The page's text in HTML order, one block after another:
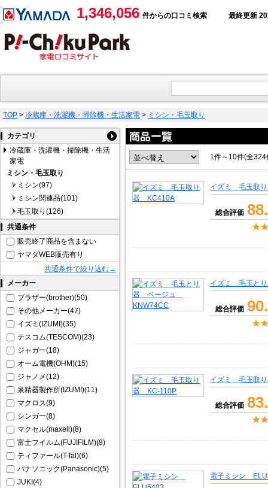
1,346,056 件からの口コミ検索 最終更新
TOP > 冷蔵庫・洗濯機・掃除機・生活家電 > ミシン・毛玉取り
カテゴリ
冷蔵庫・洗濯機・掃除機・生活
家電
ミシン・毛玉取り
ミシン(97)
ミシン関連品(101)
毛玉取り(126)
共通条件
販売終了商品を含まない
ヤマダWEB販売有り
共通条件で絞り込む→
メーカー
ブラザー(brother)(50)
その他メーカー(47)
イズミ(IZUMI)(35)
テスコム(TESCOM)(23)
ジャガー(18)
オーム電機(OHM)(15)
ジャノメ(12)
泉精器製作所(IZUMI)(11)
マクロス(9)
シンガー(8)
マクセル(maxell)(8)
富士フイルム(FUJIFILM)(8)
ティファール(T-fal)(6)
パナソニック(Panasonic)(5)
JUKI(4)
1件～10件(全
イズミ 毛玉取
総合評価
イズミ 毛玉と
総合評価
イズミ 毛玉取
総合評価
電子ミシン